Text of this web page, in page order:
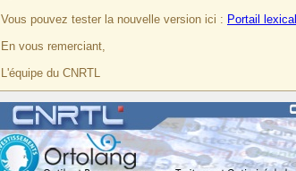
Vous pouvez tester la nouvelle version ici : Portail lexical
En vous remerciant,
L'équipe du CNRTL